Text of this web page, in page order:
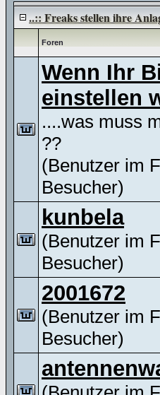
..:: Freaks stellen ihre
Foren
Wenn Ihr
einstellen
....was muss
??
(Benutzer im
Besucher)
kunbela
(Benutzer im
Besucher)
2001672
(Benutzer im
Besucher)